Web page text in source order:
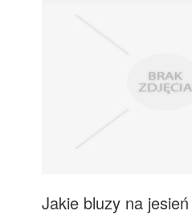
Jakie bluzy na jesień